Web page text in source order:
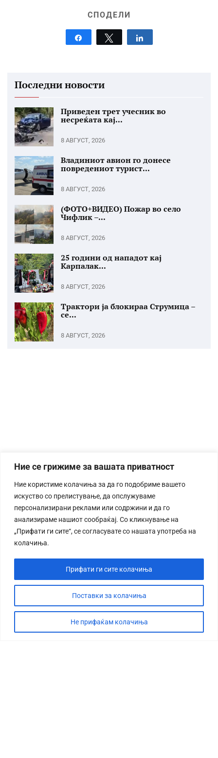
Ние се грижиме за вашата приватност
Ние користиме колачиња за да го подобриме вашето
искуство со прелистување, да опслужуваме
персонализирани реклами или содржини и да го
анализираме нашиот сообраќај. Со кликнување на
„Прифати ги сите“, се согласувате со нашата употреба на
колачиња.
Поставки за колачиња
Не прифаќам колачиња
Прифати ги сите колачиња
СПОДЕЛИ
Tweet
Последни новости
Приведен трет учесник во
несреќата кај...
8 АВГУСТ, 2026
Владиниот авион го донесе
повредениот турист...
8 АВГУСТ, 2026
(ФОТО+ВИДЕО) Пожар во село
Чифлик –...
8 АВГУСТ, 2026
25 години од нападот кај
Карпалак...
8 АВГУСТ, 2026
Трактори ја блокираа Струмица –
се...
8 АВГУСТ, 2026